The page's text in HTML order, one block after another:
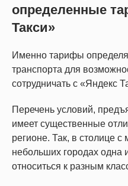
определенные
Такси»
Именно тарифы
транспорта для
сотрудничать с «Яндекс
Перечень условий,
имеет существенные
регионе. Так, в столице
небольших городах
относиться к разным